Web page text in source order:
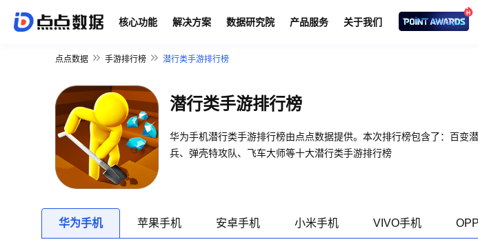
核心功能 解决方案 数据研究院 产品服务 关于我们
点点数据 手游排行榜 潜行类手游排行榜
潜行类手游排行榜
华为手机潜行类手游排行榜由点点数据提供。本次排行榜包含了：百
兵、弹壳特攻队、飞车大师等十大潜行类手游排行榜
华为手机 苹果手机 安卓手机 小米手机 VIVO手机